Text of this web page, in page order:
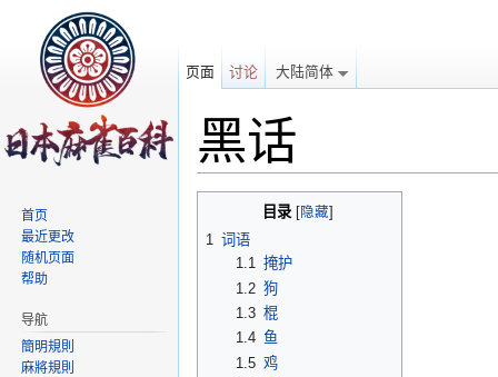
黑话
目录[ 隐藏
1 词语
1.1 掩护
1.2 狗
1.3 棍
1.4 鱼
1.5 鸡
页面 讨论 大陆简体
首页
最近更改
随机页面
帮助
导航
簡明規則
麻將規則